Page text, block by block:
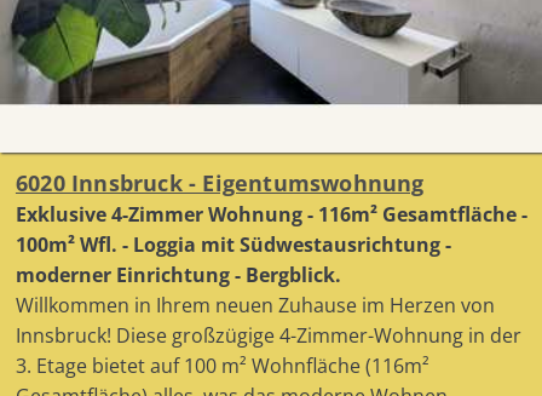
6020 Innsbruck - Eigentumswohnung
Exklusive 4-Zimmer Wohnung - 116m² Gesamtfläche -
100m² Wfl. - Loggia mit Südwestausrichtung -
moderner Einrichtung - Bergblick.
Willkommen in Ihrem neuen Zuhause im Herzen von
Innsbruck! Diese großzügige 4-Zimmer-Wohnung in der
3. Etage bietet auf 100 m² Wohnfläche (116m²